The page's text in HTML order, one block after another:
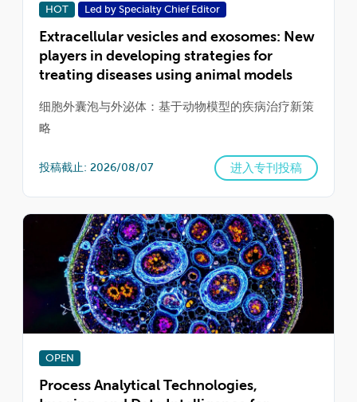
HOT Led by Specialty Chief Editor
Extracellular vesicles and exosomes: New
players in developing strategies for
treating diseases using animal models
细胞外囊泡与外泌体：基于动物模型的疾病治疗新策
略
投稿截止: 2026/08/07 进入专刊投稿
OPEN
Process Analytical Technologies,